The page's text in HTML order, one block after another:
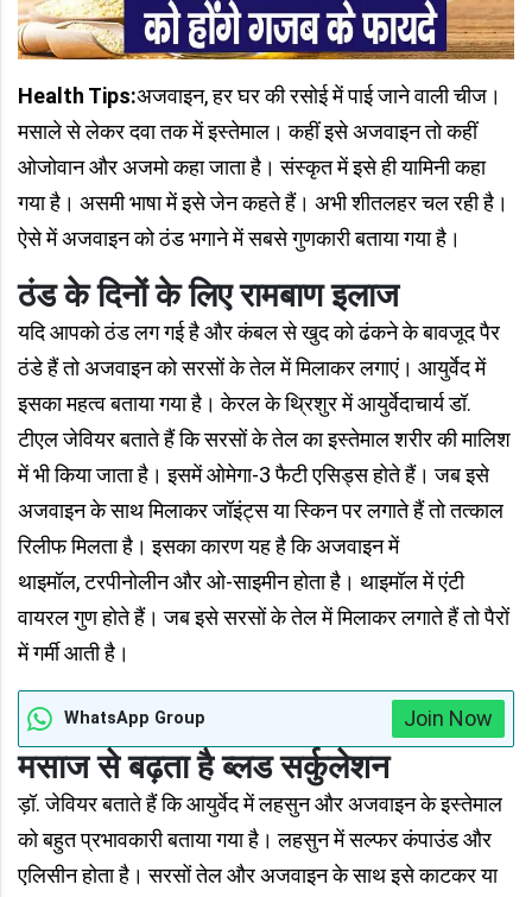
Health Tips:अजवाइन, हर घर की रसोई में पाई जाने वाली चीज।
मसाले से लेकर दवा तक में इस्तेमाल। कहीं इसे अजवाइन तो कहीं
ओजोवान और अजमो कहा जाता है। संस्कृत में इसे ही यामिनी कहा
गया है। असमी भाषा में इसे जेन कहते हैं। अभी शीतलहर चल रही है।
ऐसे में अजवाइन को ठंड भगाने में सबसे गुणकारी बताया गया है।
ठंड के दिनों के लिए रामबाण इलाज
यदि आपको ठंड लग गई है और कंबल से खुद को ढंकने के बावजूद पैर
ठंडे हैं तो अजवाइन को सरसों के तेल में मिलाकर लगाएं। आयुर्वेद में
इसका महत्व बताया गया है। केरल के थ्रिशुर में आयुर्वेदाचार्य डॉ.
टीएल जेवियर बताते हैं कि सरसों के तेल का इस्तेमाल शरीर की मालिश
में भी किया जाता है। इसमें ओमेगा-3 फैटी एसिड्स होते हैं। जब इसे
अजवाइन के साथ मिलाकर जॉइंट्स या स्किन पर लगाते हैं तो तत्काल
रिलीफ मिलता है। इसका कारण यह है कि अजवाइन में
थाइमॉल, टरपीनोलीन और ओ-साइमीन होता है। थाइमॉल में एंटी
वायरल गुण होते हैं। जब इसे सरसों के तेल में मिलाकर लगाते हैं तो पैरों
में गर्मी आती है।
WhatsApp Group Join Now
मसाज से बढ़ता है ब्लड सर्कुलेशन
ड़ॉ. जेवियर बताते हैं कि आयुर्वेद में लहसुन और अजवाइन के इस्तेमाल
को बहुत प्रभावकारी बताया गया है। लहसुन में सल्फर कंपाउंड और
एलिसीन होता है। सरसों तेल और अजवाइन के साथ इसे काटकर या